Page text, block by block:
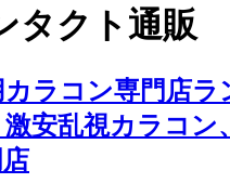
タクト通販
ラコン専門店
安乱視カラコ